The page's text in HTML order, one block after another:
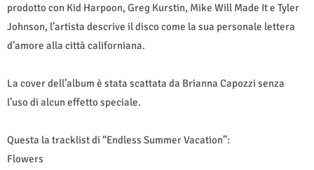
prodotto con Kid Harpoon, Greg Kurstin, Mike Will Made It e Tyler
Johnson, l’artista descrive il disco come la sua personale lettera
d’amore alla città californiana.
La cover dell’album è stata scattata da Brianna Capozzi senza
l’uso di alcun effetto speciale.
Questa la tracklist di “Endless Summer Vacation”:
Flowers